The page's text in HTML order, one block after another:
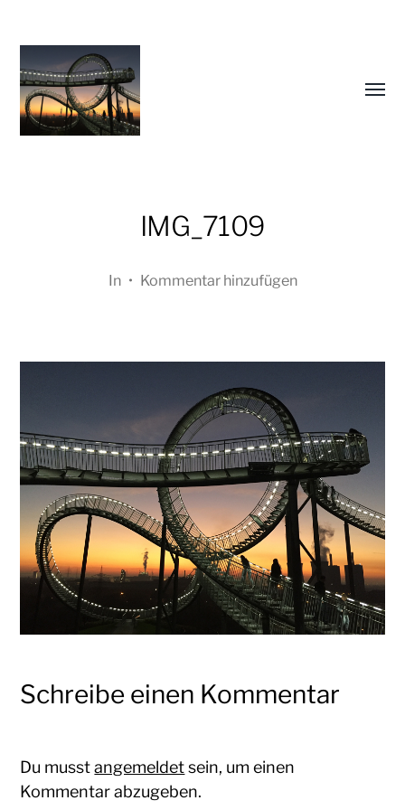
Menü
IMG_7109
In • Kommentar hinzufügen
Schreibe einen Kommentar
Du musstangemeldetsein, um einen
Kommentar abzugeben.